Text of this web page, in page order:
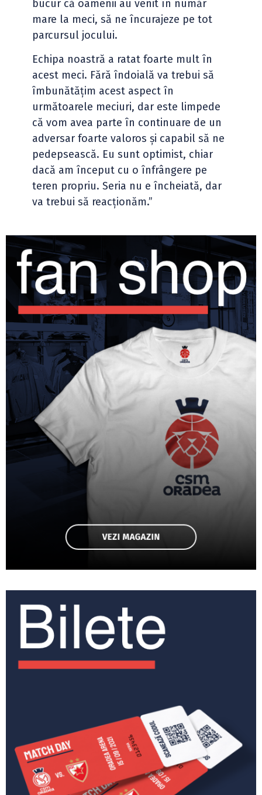
bucur că oamenii au venit în număr
mare la meci, să ne încurajeze pe tot
parcursul jocului.
Echipa noastră a ratat foarte mult în
acest meci. Fără îndoială va trebui să
îmbunătățim acest aspect în
următoarele meciuri, dar este limpede
că vom avea parte în continuare de un
adversar foarte valoros și capabil să ne
pedepsească. Eu sunt optimist, chiar
dacă am început cu o înfrângere pe
teren propriu. Seria nu e încheiată, dar
va trebui să reacționăm.”